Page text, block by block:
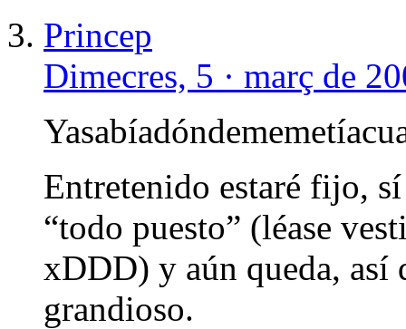
Princep
Dimecres, 5 · març de
Entretenido estaré fijo,
“todo puesto” (léase
xDDD) y aún queda, así
grandioso.